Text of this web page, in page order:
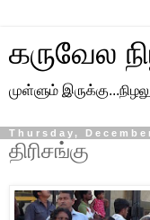
கருவேல
முள்ளும்
Thursday,
திரிசங்கு